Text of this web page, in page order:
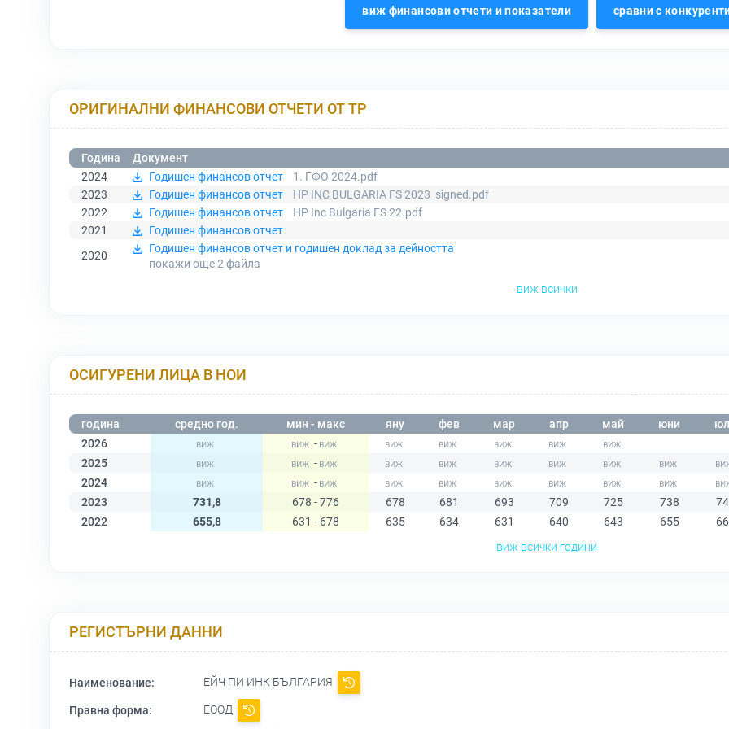
виж финансови отчети и показатели сравни с
ОРИГИНАЛНИ ФИНАНСОВИ ОТЧЕТИ ОТ ТР
Година
Документ
2024
Годишен финансов отчет
1. ГФО 2024.pdf
2023
Годишен финансов отчет
HP INC BULGARIA FS 2023_signed.pdf
2022
Годишен финансов отчет
HP Inc Bulgaria FS 22.pdf
2021
Годишен финансов отчет
2020
Годишен финансов отчет и годишен доклад за дейността
покажи още 2 файла
виж всички
ОСИГУРЕНИ ЛИЦА В НОИ
година средно год. мин - макс яну фев мар апр май юни
2026
-
2025
-
2024
-
2023
731,8 678 - 776 678 681 693 709 725 738
2022
655,8 631 - 678 635 634 631 640 643 655
виж всички години
РЕГИСТЪРНИ ДАННИ
Наименование: ЕЙЧ ПИ ИНК БЪЛГАРИЯ
Правна форма:
ЕООД